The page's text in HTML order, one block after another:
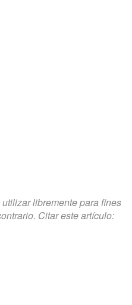
libremente para fines
Citar este artículo: